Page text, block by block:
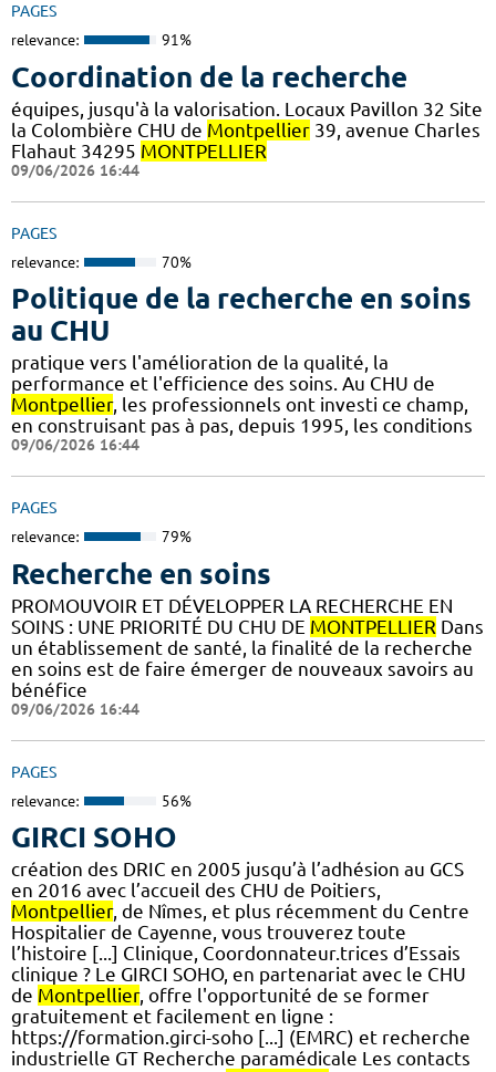
PAGES
relevance: 91%
Coordination de la recherche
équipes, jusqu'à la valorisation. Locaux Pavillon 32 Site
la Colombière CHU de Montpellier 39, avenue Charles
Flahaut 34295 MONTPELLIER
09/06/2026 16:44
PAGES
relevance: 70%
Politique de la recherche en soins
au CHU
pratique vers l'amélioration de la qualité, la
performance et l'efficience des soins. Au CHU de
Montpellier, les professionnels ont investi ce champ,
en construisant pas à pas, depuis 1995, les conditions
09/06/2026 16:44
PAGES
relevance: 79%
Recherche en soins
PROMOUVOIR ET DÉVELOPPER LA RECHERCHE EN
SOINS : UNE PRIORITÉ DU CHU DE MONTPELLIER Dans
un établissement de santé, la finalité de la recherche
en soins est de faire émerger de nouveaux savoirs au
bénéfice
09/06/2026 16:44
PAGES
relevance: 56%
GIRCI SOHO
création des DRIC en 2005 jusqu’à l’adhésion au GCS
en 2016 avec l’accueil des CHU de Poitiers,
Montpellier, de Nîmes, et plus récemment du Centre
Hospitalier de Cayenne, vous trouverez toute
l’histoire [...] Clinique, Coordonnateur.trices d’Essais
clinique ? Le GIRCI SOHO, en partenariat avec le CHU
de Montpellier, offre l'opportunité de se former
gratuitement et facilement en ligne :
https://formation.girci-soho [...] (EMRC) et recherche
industrielle GT Recherche paramédicale Les contacts